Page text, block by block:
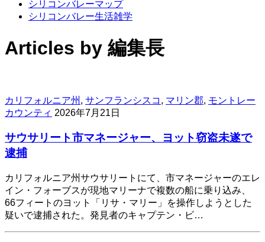
シリコンバレーマップ
シリコンバレー生活雑学
Articles by 編集長
カリフォルニア州 , サンフランシスコ , マリン郡, モントレー
カウンティ 2026年7月21日
サウサリート市マネージャー、ヨット窃盗未遂で
逮捕
カリフォルニア州サウサリートにて、市マネージャーのエレ
イン・フォーブスが現地マリーナで複数の船に乗り込み、
66フィートのヨット「リサ・マリー」を操作しようとした
疑いで逮捕された。発見者のキャプテン・ビ…